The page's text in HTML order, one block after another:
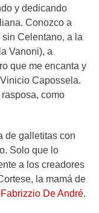
y dedicando
Conozco a
Celentano, a la
Vanoni), a
que me encanta y
Capossela.
como
de galletitas con
Solo que lo
a los creadores
la mamá de
Fabrizzio De André.